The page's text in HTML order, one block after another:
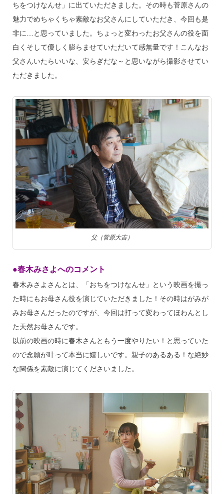
ちをつけなんせ」に出ていただきました。その時も菅原さんの
魅力でめちゃくちゃ素敵なお父さんにしていただき、今回も是
非に…と思っていました。ちょっと変わったお父さんの役を面
白くそして優しく膨らませていただいて感無量です！こんなお
父さんいたらいいな、安らぎだな～と思いながら撮影させてい
ただきました。
父（菅原大吉）
●春木みさよへのコメント
春木みさよさんとは、「おちをつけなんせ」という映画を撮っ
た時にもお母さん役を演じていただきました！その時はがみが
みお母さんだったのですが、今回は打って変わってほわんとし
た天然お母さんです。
以前の映画の時に春木さんともう一度やりたい！と思っていた
ので念願が叶って本当に嬉しいです。親子のあるある！な絶妙
な関係を素敵に演じてくださいました。